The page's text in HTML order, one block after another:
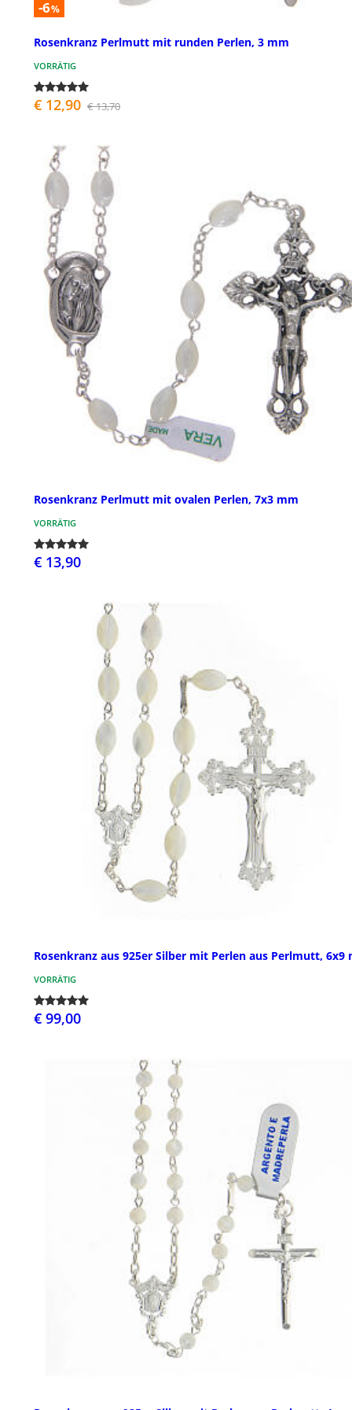
-6%
Rosenkranz Perlmutt mit runden Perlen, 3 mm
VORRÄTIG
€ 12,90 € 13,70
Rosenkranz Perlmutt mit ovalen Perlen, 7x3 mm
VORRÄTIG
€ 13,90
Rosenkranz aus 925er Silber mit Perlen aus Perlmutt, 6x9
VORRÄTIG
€ 99,00